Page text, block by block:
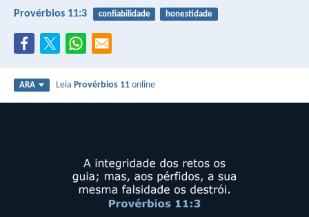
Provérbios 11:3 confiabilidade honestidade
ARA LeiaProvérbios 11 online